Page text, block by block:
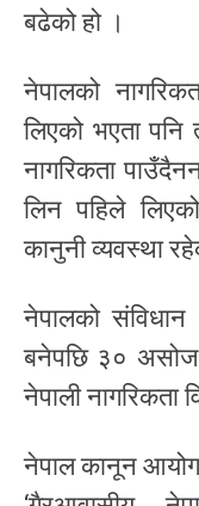
बढेको हो ।
नेपालको
लिएको भएता पनि
नागरिकता
लिन पहिले लिएको
कानुनी व्यवस्था
नेपालको
बनेपछि ३०
नेपाली नागरिकता
नेपाल कानून